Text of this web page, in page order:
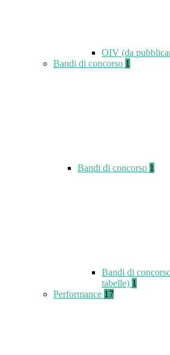
OIV (da
Bandi di concorso 1
Bandi di concorso 1
Bandi di
tabelle) 1
Performance 17